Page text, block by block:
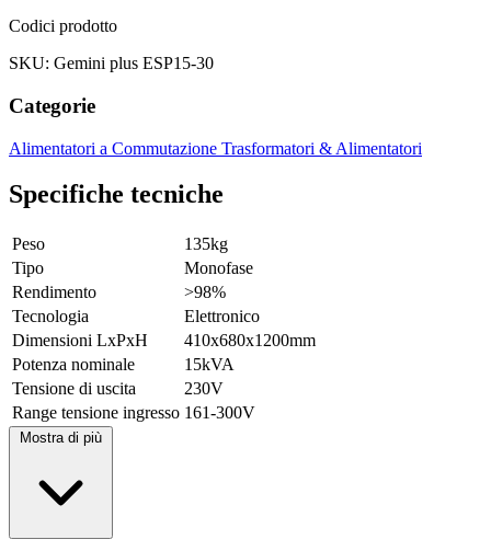
Codici prodotto
SKU: Gemini plus ESP15-30
Categorie
Alimentatori a Commutazione Trasformatori & Alimentatori
Specifiche tecniche
Peso
135kg
Tipo
Monofase
Rendimento
>98%
Tecnologia
Elettronico
Dimensioni LxPxH
410x680x1200mm
Potenza nominale
15kVA
Tensione di uscita
230V
Range tensione ingresso 161-300V
Mostra di più